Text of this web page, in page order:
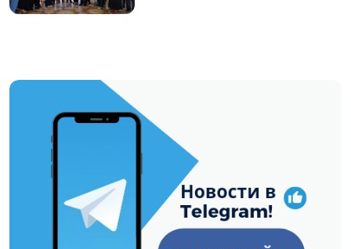
https://t.me/minskctvby